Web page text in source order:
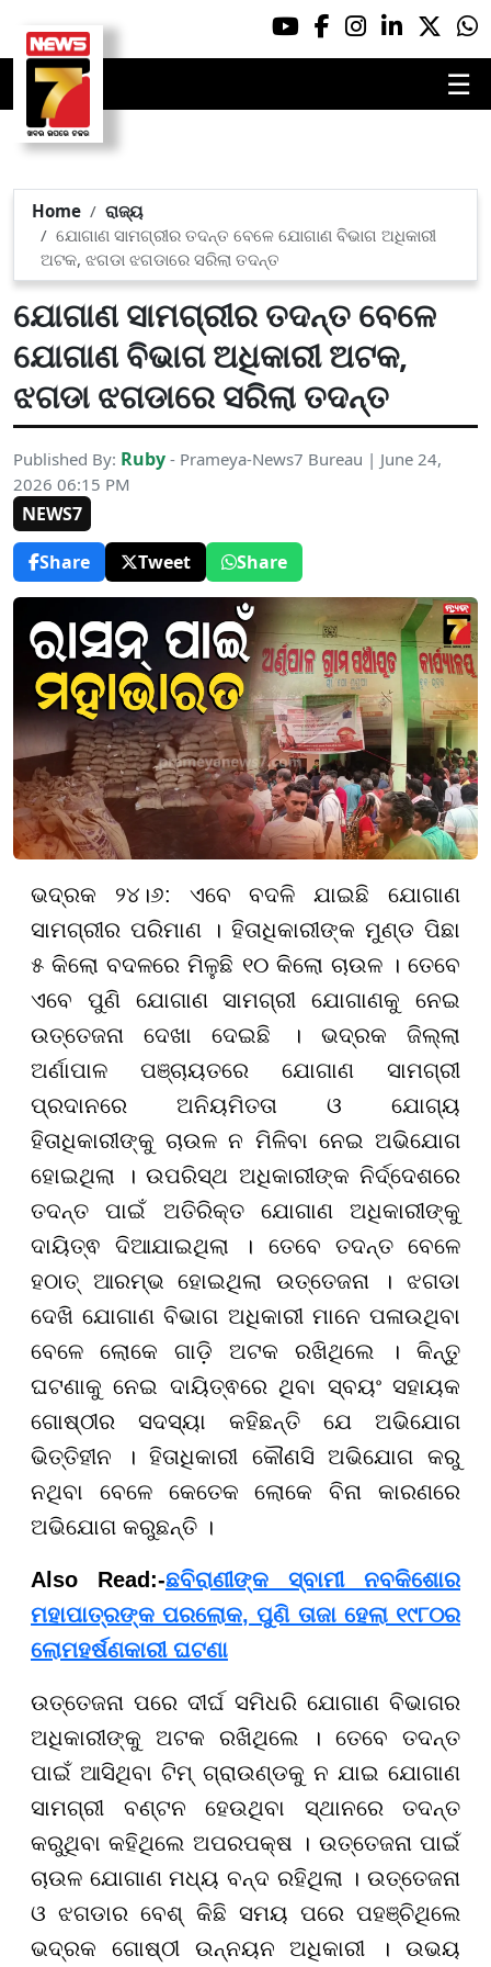
☰
Home
ରାଜ୍ୟ
ଯୋଗାଣ ସାମଗ୍ରୀର ତଦନ୍ତ ବେଳେ ଯୋଗାଣ ବିଭାଗ ଅଧିକାରୀ
ଅଟକ, ଝଗଡା ଝଗଡାରେ ସରିଲା ତଦନ୍ତ
ଯୋଗାଣ ସାମଗ୍ରୀର ତଦନ୍ତ ବେଳେ
ଯୋଗାଣ ବିଭାଗ ଅଧିକାରୀ ଅଟକ,
ଝଗଡା ଝଗଡାରେ ସରିଲା ତଦନ୍ତ
Published By: Ruby - Prameya-News7 Bureau | June 24,
2026 06:15 PM
NEWS7
Share
Tweet Share
ଭଦ୍ରକ ୨୪।୬: ଏବେ ବଦଳି ଯାଇଛି ଯୋଗାଣ
ସାମଗ୍ରୀର ପରିମାଣ । ହିତାଧିକାରୀଙ୍କ ମୁଣ୍ଡ ପିଛା
୫ କିଲୋ ବଦଳରେ ମିଳୁଛି ୧୦ କିଲୋ ଚାଉଳ । ତେବେ
ଏବେ ପୁଣି ଯୋଗାଣ ସାମଗ୍ରୀ ଯୋଗାଣକୁ ନେଇ
ଉତ୍ତେଜନା ଦେଖା ଦେଇଛି । ଭଦ୍ରକ ଜିଲ୍ଲା
ଅର୍ଣାପାଳ ପଞ୍ଚାୟତରେ ଯୋଗାଣ ସାମଗ୍ରୀ
ପ୍ରଦାନରେ ଅନିୟମିତତା ଓ ଯୋଗ୍ୟ
ହିତାଧିକାରୀଙ୍କୁ ଚାଉଳ ନ ମିଳିବା ନେଇ ଅଭିଯୋଗ
ହୋଇଥିଲା । ଉପରିସ୍ଥ ଅଧିକାରୀଙ୍କ ନିର୍ଦ୍ଦେଶରେ
ତଦନ୍ତ ପାଇଁ ଅତିରିକ୍ତ ଯୋଗାଣ ଅଧିକାରୀଙ୍କୁ
ଦାୟିତ୍ଵ ଦିଆଯାଇଥିଲା । ତେବେ ତଦନ୍ତ ବେଳେ
ହଠାତ୍ ଆରମ୍ଭ ହୋଇଥିଲା ଉତ୍ତେଜନା । ଝଗଡା
ଦେଖି ଯୋଗାଣ ବିଭାଗ ଅଧିକାରୀ ମାନେ ପଳାଉଥିବା
ବେଳେ ଲୋକେ ଗାଡ଼ି ଅଟକ ରଖିଥିଲେ । କିନ୍ତୁ
ଘଟଣାକୁ ନେଇ ଦାୟିତ୍ଵରେ ଥିବା ସ୍ବୟଂ ସହାୟକ
ଗୋଷ୍ଠୀର ସଦସ୍ୟା କହିଛନ୍ତି ଯେ ଅଭିଯୋଗ
ଭିତ୍ତିହୀନ । ହିତାଧିକାରୀ କୌଣସି ଅଭିଯୋଗ କରୁ
ନଥିବା ବେଳେ କେତେକ ଲୋକେ ବିନା କାରଣରେ
ଅଭିଯୋଗ କରୁଛନ୍ତି ।
Also Read:-ଛବିରାଣୀଙ୍କ ସ୍ବାମୀ ନବକିଶୋର
ମହାପାତ୍ରଙ୍କ ପରଲୋକ, ପୁଣି ତାଜା ହେଲା ୧୯୮୦ର
ଲୋମହର୍ଷଣକାରୀ ଘଟଣା
ଉତ୍ତେଜନା ପରେ ଦୀର୍ଘ ସମିଧରି ଯୋଗାଣ ବିଭାଗର
ଅଧିକାରୀଙ୍କୁ ଅଟକ ରଖିଥିଲେ । ତେବେ ତଦନ୍ତ
ପାଇଁ ଆସିଥିବା ଟିମ୍ ଗ୍ରାଉଣ୍ଡକୁ ନ ଯାଇ ଯୋଗାଣ
ସାମଗ୍ରୀ ବଣ୍ଟନ ହେଉଥିବା ସ୍ଥାନରେ ତଦନ୍ତ
କରୁଥିବା କହିଥିଲେ ଅପରପକ୍ଷ । ଉତ୍ତେଜନା ପାଇଁ
ଚାଉଳ ଯୋଗାଣ ମଧ୍ୟ ବନ୍ଦ ରହିଥିଲା । ଉତ୍ତେଜନା
ଓ ଝଗଡାର ବେଶ୍ କିଛି ସମୟ ପରେ ପହଞ୍ଚିଥିଲେ
ଭଦ୍ରକ ଗୋଷ୍ଠୀ ଉନ୍ନୟନ ଅଧିକାରୀ । ଉଭୟ